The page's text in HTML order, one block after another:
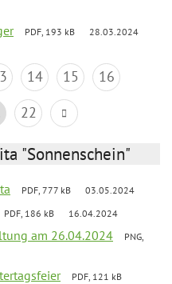
PDF, 193 kB 28.03.2024
14 15
16
22
"Sonnenschein"
PDF, 777 kB 03.05.2024
PDF, 186 kB 16.04.2024
am 26.04.2024
PNG,
PDF, 121 kB